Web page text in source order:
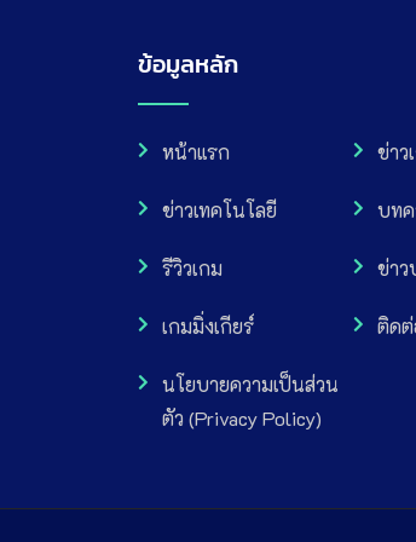
ข้อมูลหลัก
หน้าแรก ข่าว
ข่าวเทคโนโลยี บทค
รีวิวเกม ข่า
เกมมิ่งเกียร์ ติดต่
นโยบายความเป็นส่วน
ตัว (Privacy Policy)